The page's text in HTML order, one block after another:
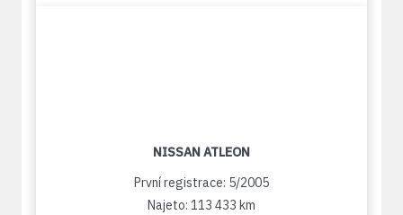
NISSAN ATLEON
První registrace: 5/2005
Najeto: 113 433 km